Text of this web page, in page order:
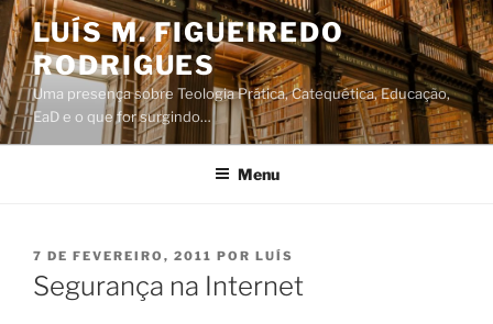
Saltar
para
o
conteúdo
LUÍS M. FIGUEIREDO
RODRIGUES
Uma presença sobre Teologia Prática, Catequética, Educação,
EaD e o que for surgindo…
Menu
PUBLICADO
EM
7 DE FEVEREIRO, 2011 POR LUÍS
Segurança na Internet